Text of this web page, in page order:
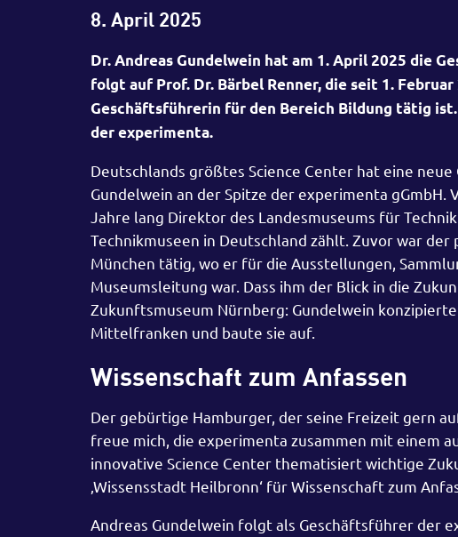
8. April 2025
Dr. Andreas Gundelwein hat am 1. April 2025 die
folgt auf Prof. Dr. Bärbel Renner, die seit 1.
Geschäftsführerin für den Bereich Bildung tätig
der experimenta.
Deutschlands größtes Science Center hat eine
Gundelwein an der Spitze der experimenta gGmbH.
Jahre lang Direktor des Landesmuseums für
Technikmuseen in Deutschland zählt. Zuvor war
München tätig, wo er für die Ausstellungen,
Museumsleitung war. Dass ihm der Blick in die
Zukunftsmuseum Nürnberg: Gundelwein
Mittelfranken und baute sie auf.
Wissenschaft zum Anfassen
Der gebürtige Hamburger, der seine Freizeit gern
freue mich, die experimenta zusammen mit einem
innovative Science Center thematisiert wichtige
‚Wissensstadt Heilbronn‘ für Wissenschaft zum
Andreas Gundelwein folgt als Geschäftsführer der